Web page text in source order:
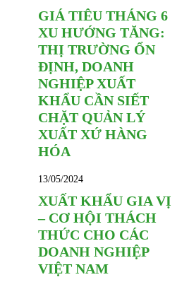
GIÁ TIÊU THÁNG 6
XU HƯỚNG TĂNG:
THỊ TRƯỜNG ỔN
ĐỊNH, DOANH
NGHIỆP XUẤT
KHẨU CẦN SIẾT
CHẶT QUẢN LÝ
XUẤT XỨ HÀNG
HÓA
13/05/2024
XUẤT KHẨU GIA VỊ
– CƠ HỘI THÁCH
THỨC CHO CÁC
DOANH NGHIỆP
VIỆT NAM